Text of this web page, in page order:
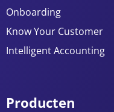
Onboarding
Know Your Customer
Intelligent Accounting
Producten